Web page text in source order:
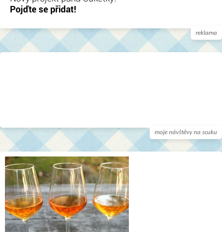
reklama
moje návštěvy na scuku